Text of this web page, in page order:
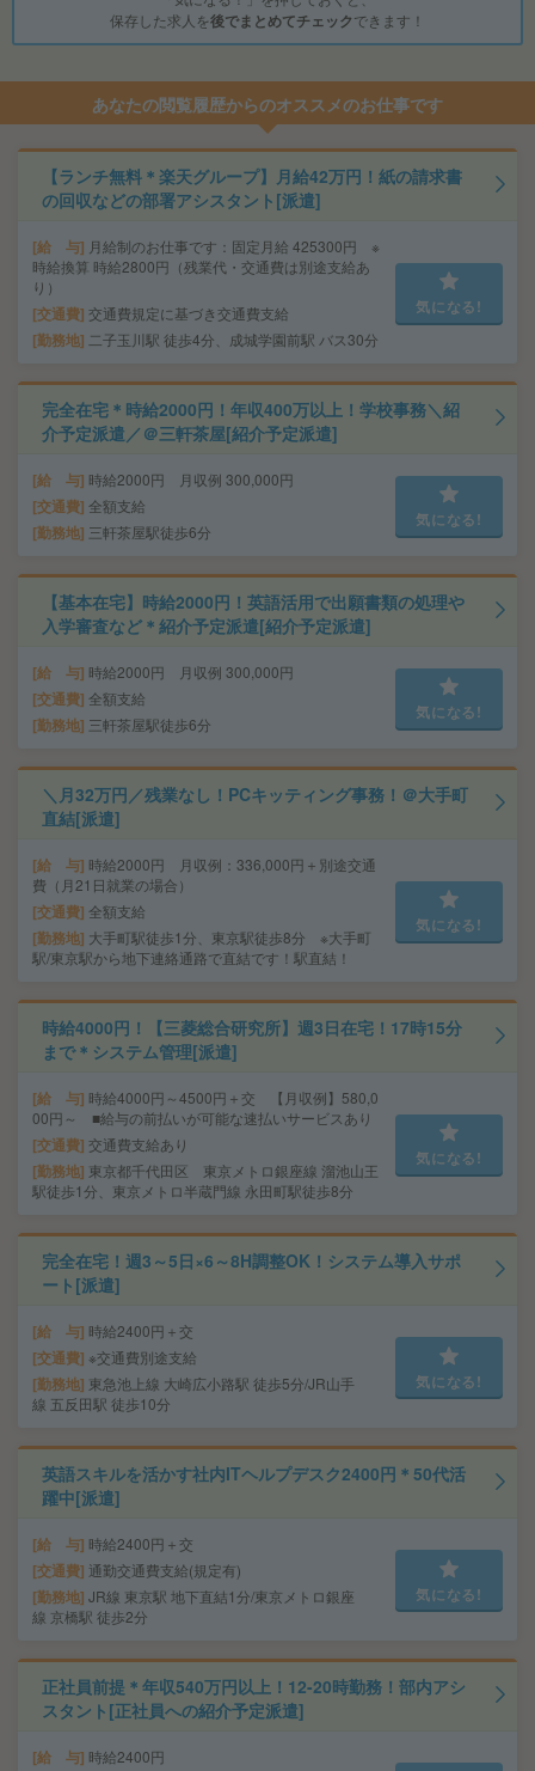
保存した求人を後でまとめてチェックできます！
あなたの閲覧履歴からのオススメのお仕事です
【ランチ無料＊楽天グループ】月給42万円！紙の請求書
の回収などの部署アシスタント[派遣]
給 与 月給制のお仕事です：固定月給 425300円 ※
時給換算 時給2800円（残業代・交通費は別途支給あ
り）
交通費 交通費規定に基づき交通費支給
勤務地 二子玉川駅 徒歩4分、成城学園前駅 バス30分
気になる!
完全在宅＊時給2000円！年収400万以上！学校事務＼紹
介予定派遣／＠三軒茶屋[紹介予定派遣]
給 与 時給2000円 月収例 300,000円
交通費 全額支給
勤務地 三軒茶屋駅徒歩6分
気になる!
【基本在宅】時給2000円！英語活用で出願書類の処理や
入学審査など＊紹介予定派遣[紹介予定派遣]
給 与 時給2000円 月収例 300,000円
交通費 全額支給
勤務地 三軒茶屋駅徒歩6分
気になる!
＼月32万円／残業なし！PCキッティング事務！＠大手町
直結[派遣]
給 与 時給2000円 月収例：336,000円＋別途交通
費（月21日就業の場合）
交通費 全額支給
勤務地 大手町駅徒歩1分、東京駅徒歩8分 ※大手町
駅/東京駅から地下連絡通路で直結です！駅直結！
気になる!
時給4000円！【三菱総合研究所】週3日在宅！17時15分
まで＊システム管理[派遣]
給 与 時給4000円～4500円＋交 【月収例】580,0
00円～ ■給与の前払いが可能な速払いサービスあり
交通費 交通費支給あり
勤務地 東京都千代田区 東京メトロ銀座線 溜池山王
駅徒歩1分、東京メトロ半蔵門線 永田町駅徒歩8分
気になる!
完全在宅！週3～5日×6～8H調整OK！システム導入サポ
ート[派遣]
給 与 時給2400円＋交
交通費 ※交通費別途支給
勤務地 東急池上線 大崎広小路駅 徒歩5分/JR山手
線 五反田駅 徒歩10分
気になる!
英語スキルを活かす社内ITヘルプデスク2400円＊50代活
躍中[派遣]
給 与 時給2400円＋交
交通費 通勤交通費支給(規定有)
勤務地 JR線 東京駅 地下直結1分/東京メトロ銀座
線 京橋駅 徒歩2分
気になる!
正社員前提＊年収540万円以上！12-20時勤務！部内アシ
スタント[正社員への紹介予定派遣]
給 与 時給2400円